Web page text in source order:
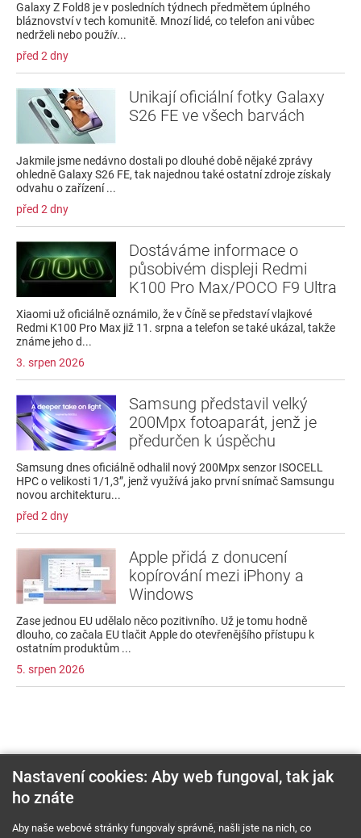
Galaxy Z Fold8 je v posledních týdnech předmětem úplného
bláznovství v tech komunitě. Mnozí lidé, co telefon ani vůbec
nedrželi nebo použív...
před 2 dny
Unikají oficiální fotky Galaxy
S26 FE ve všech barvách
Jakmile jsme nedávno dostali po dlouhé době nějaké zprávy
ohledně Galaxy S26 FE, tak najednou také ostatní zdroje získaly
odvahu o zařízení ...
před 2 dny
Dostáváme informace o
působivém displeji Redmi
K100 Pro Max/POCO F9 Ultra
Xiaomi už oficiálně oznámilo, že v Číně se představí vlajkové
Redmi K100 Pro Max již 11. srpna a telefon se také ukázal, takže
známe jeho d...
3. srpen 2026
Samsung představil velký
200Mpx fotoaparát, jenž je
předurčen k úspěchu
Samsung dnes oficiálně odhalil nový 200Mpx senzor ISOCELL
HPC o velikosti 1/1,3”, jenž využívá jako první snímač Samsungu
novou architekturu...
před 2 dny
Apple přidá z donucení
kopírování mezi iPhony a
Windows
Zase jednou EU udělalo něco pozitivního. Už je tomu hodně
dlouho, co začala EU tlačit Apple do otevřenějšího přístupu k
ostatním produktům ...
5. srpen 2026
O nás RSS feed Reklama
Nastavení cookies: Aby web fungoval, tak jak
ho znáte
Aby naše webové stránky fungovaly správně, našli jste na nich, co